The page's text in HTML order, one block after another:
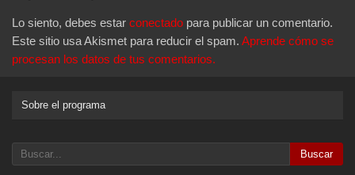
Lo siento, debes estar conectado para publicar un comentario.
Este sitio usa Akismet para reducir el spam. Aprende cómo se
procesan los datos de tus comentarios.
Sobre el programa
Buscar